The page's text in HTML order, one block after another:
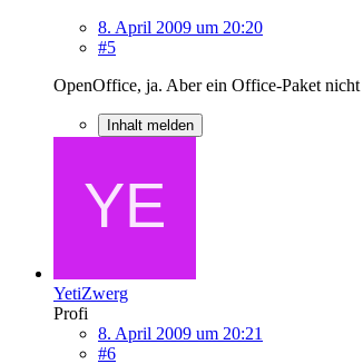
8. April 2009 um 20:20
#5
OpenOffice, ja. Aber ein Office-Paket nicht
Inhalt melden
YetiZwerg
Profi
8. April 2009 um 20:21
#6